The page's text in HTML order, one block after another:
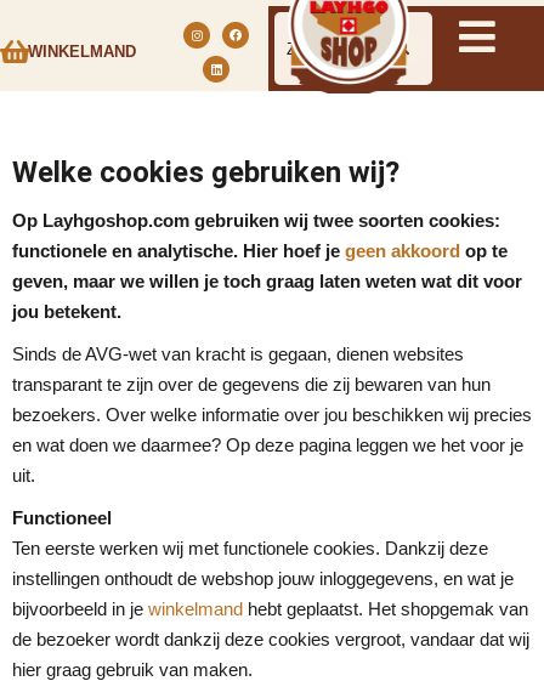
WINKELMAND
Welke cookies gebruiken wij?
Op Layhgoshop.com gebruiken wij twee soorten cookies:
functionele en analytische. Hier hoef je geen akkoord op te
geven, maar we willen je toch graag laten weten wat dit voor
jou betekent.
Sinds de AVG-wet van kracht is gegaan, dienen websites
transparant te zijn over de gegevens die zij bewaren van hun
bezoekers. Over welke informatie over jou beschikken wij precies
en wat doen we daarmee? Op deze pagina leggen we het voor je
uit.
Functioneel
Ten eerste werken wij met functionele cookies. Dankzij deze
instellingen onthoudt de webshop jouw inloggegevens, en wat je
bijvoorbeeld in je winkelmand hebt geplaatst. Het shopgemak van
de bezoeker wordt dankzij deze cookies vergroot, vandaar dat wij
hier graag gebruik van maken.